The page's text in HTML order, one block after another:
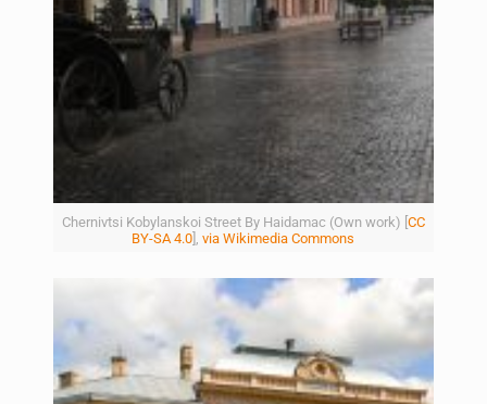
Chernivtsi Kobylanskoi Street By Haidamac (Own work) [ CC
BY-SA 4.0 ],via Wikimedia Commons